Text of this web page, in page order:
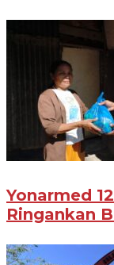
Yonarmed
Ringankan